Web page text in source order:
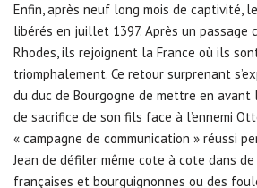
Enfin, après neuf long mois de captivité,
libérés en juillet 1397. Après un passage
Rhodes, ils rejoignent la France où ils
triomphalement. Ce retour surprenant
du duc de Bourgogne de mettre en avant
de sacrifice de son fils face à l’ennemi
« campagne de communication » réussi
Jean de défiler même cote à cote dans
françaises et bourguignonnes ou des